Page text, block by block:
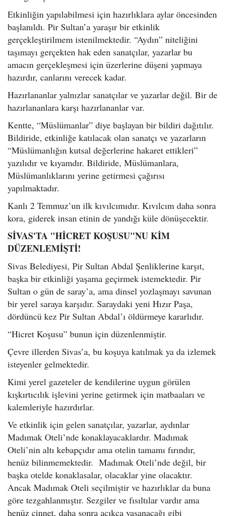
Etkinliğin yapılabilmesi için hazırlıklara aylar öncesinden
başlanıldı. Pir Sultan’a yaraşır bir etkinlik
gerçekleştirilmem istenilmektedir. “Aydın” niteliğini
taşımayı gerçekten hak eden sanatçılar, yazarlar bu
amacın gerçekleşmesi için üzerlerine düşeni yapmaya
hazırdır, canlarını verecek kadar.
Hazırlananlar yalnızlar sanatçılar ve yazarlar değil. Bir de
hazırlananlara karşı hazırlananlar var.
Kentte, “Müslümanlar” diye başlayan bir bildiri dağıtılır.
Bildiride, etkinliğe katılacak olan sanatçı ve yazarların
“Müslümanlığın kutsal değerlerine hakaret ettikleri”
yazılıdır ve kıyamdır. Bildiride, Müslümanlara,
Müslümanlıklarını yerine getirmesi çağırısı
yapılmaktadır.
Kanlı 2 Temmuz’un ilk kıvılcımıdır. Kıvılcım daha sonra
kora, giderek insan etinin de yandığı küle dönüşecektir.
SİVAS'TA "HİCRET KOŞUSU"NU KİM
DÜZENLEMİŞTİ!
Sivas Belediyesi, Pir Sultan Abdal Şenliklerine karşıt,
başka bir etkinliği yaşama geçirmek istemektedir. Pir
Sultan o gün de saray’a, ama dinsel yozlaşmayı savunan
bir yerel saraya karşıdır. Saraydaki yeni Hızır Paşa,
dördüncü kez Pir Sultan Abdal’ı öldürmeye kararlıdır.
“Hicret Koşusu” bunun için düzenlenmiştir.
Çevre illerden Sivas’a, bu koşuya katılmak ya da izlemek
isteyenler gelmektedir.
Kimi yerel gazeteler de kendilerine uygun görülen
kışkırtıcılık işlevini yerine getirmek için matbaaları ve
kalemleriyle hazırdırlar.
Ve etkinlik için gelen sanatçılar, yazarlar, aydınlar
Madımak Oteli’nde konaklayacaklardır. Madımak
Oteli’nin altı kebapçıdır ama otelin tamamı fırındır,
henüz bilinmemektedir. Madımak Oteli’nde değil, bir
başka otelde konaklasalar, olacaklar yine olacaktır.
Ancak Madımak Oteli seçilmiştir ve hazırlıklar da buna
göre tezgahlanmıştır. Sezgiler ve fısıltılar vardır ama
henüz cinnet, daha sonra açıkça yaşanacağı gibi